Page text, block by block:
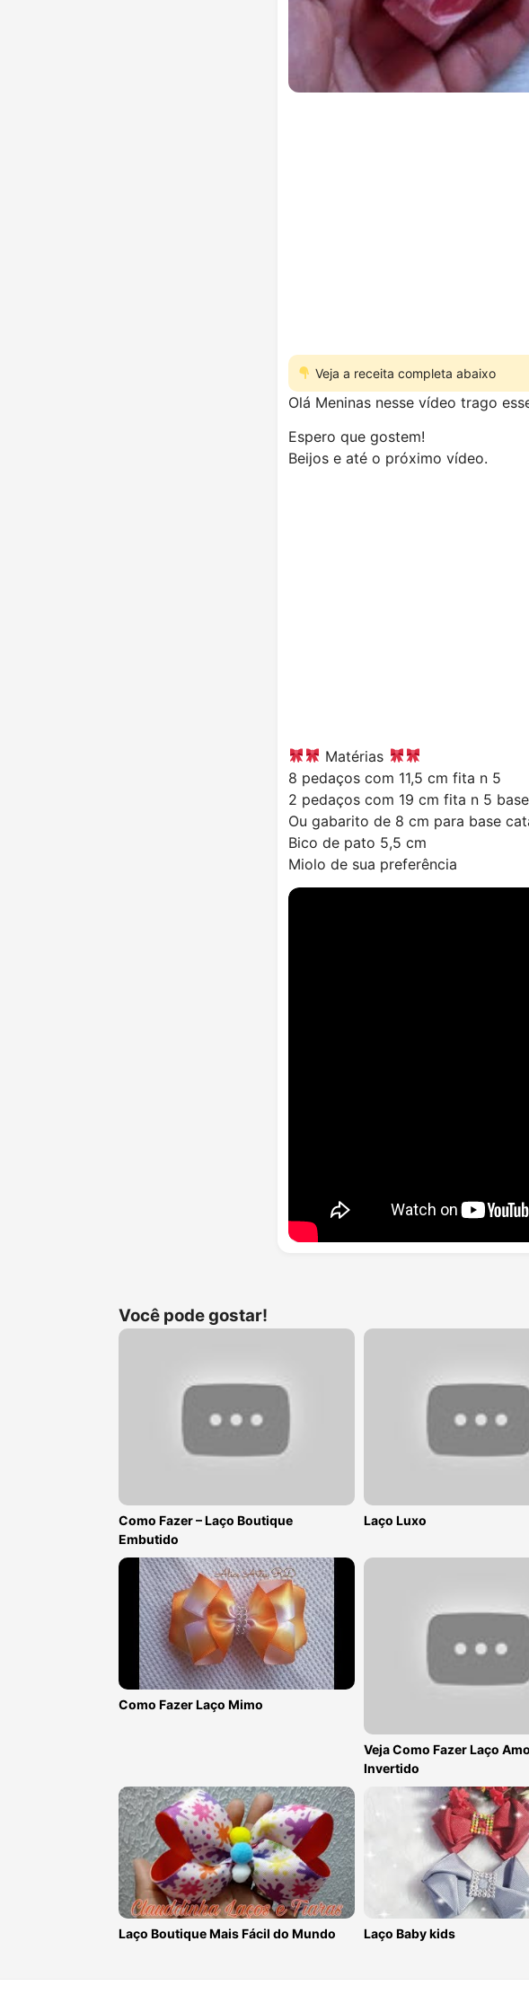
Veja a receita completa abaixo
Olá Meninas nesse vídeo trago
Espero que gostem!
Beijos e até o próximo vídeo.
Matérias
8 pedaços com 11,5 cm fita n 5
2 pedaços com 19 cm fita n 5
Ou gabarito de 8 cm para base
Bico de pato 5,5 cm
Miolo de sua preferência
Você pode gostar!
Como Fazer – Laço Boutique
Embutido
Laço Luxo
Como Fazer Laço Mimo
Veja Como Fazer Laço
Invertido
Laço Boutique Mais Fácil do Mundo Laço Baby kids